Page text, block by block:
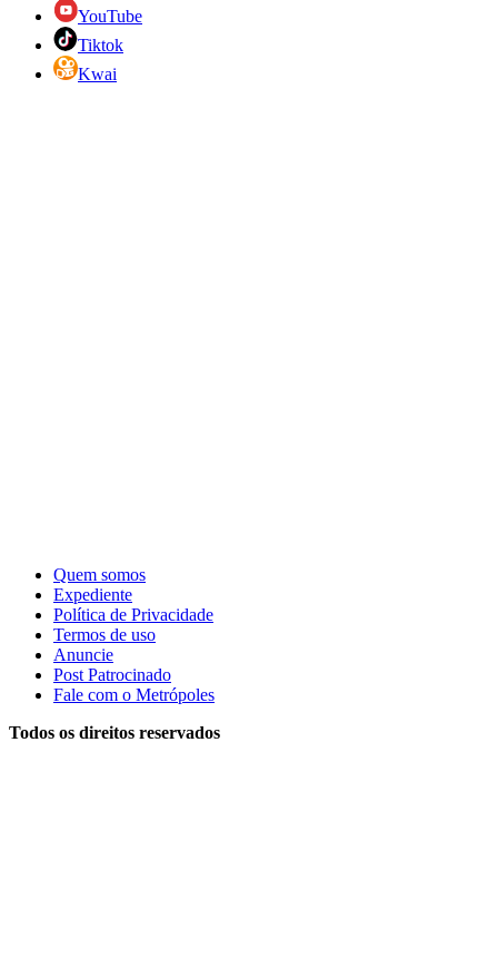
YouTube
Tiktok
Kwai
Quem somos
Expediente
Política de Privacidade
Termos de uso
Anuncie
Post Patrocinado
Fale com o Metrópoles
Todos os direitos reservados